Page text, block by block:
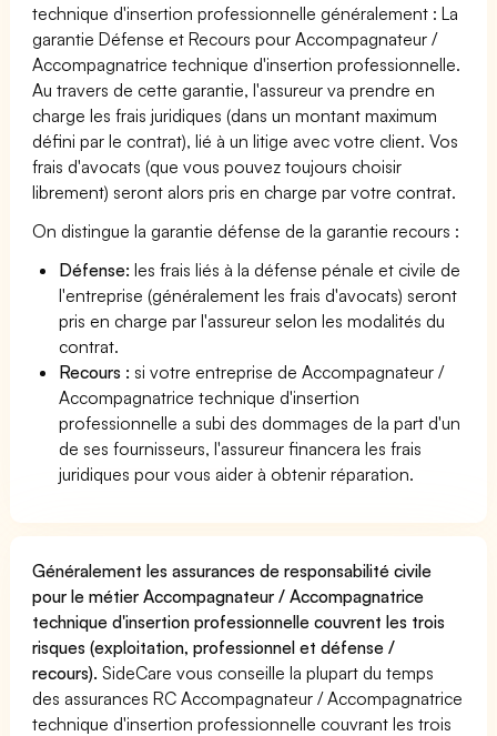
technique d'insertion professionnelle généralement : La
garantie Défense et Recours pour Accompagnateur /
Accompagnatrice technique d'insertion professionnelle.
Au travers de cette garantie, l'assureur va prendre en
charge les frais juridiques (dans un montant maximum
défini par le contrat), lié à un litige avec votre client. Vos
frais d'avocats (que vous pouvez toujours choisir
librement) seront alors pris en charge par votre contrat.
On distingue la garantie défense de la garantie recours :
Défense: les frais liés à la défense pénale et civile de
l'entreprise (généralement les frais d'avocats) seront
pris en charge par l'assureur selon les modalités du
contrat.
Recours : si votre entreprise de Accompagnateur /
Accompagnatrice technique d'insertion
professionnelle a subi des dommages de la part d'un
de ses fournisseurs, l'assureur financera les frais
juridiques pour vous aider à obtenir réparation.
Généralement les assurances de responsabilité civile
pour le métier Accompagnateur / Accompagnatrice
technique d'insertion professionnelle couvrent les trois
risques (exploitation, professionnel et défense /
recours). SideCare vous conseille la plupart du temps
des assurances RC Accompagnateur / Accompagnatrice
technique d'insertion professionnelle couvrant les trois